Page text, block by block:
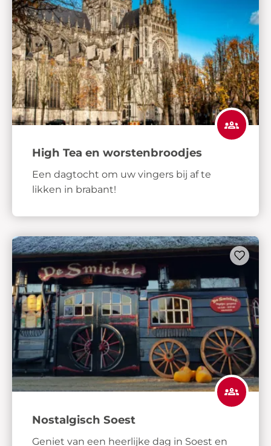
High Tea en worstenbroodjes
Een dagtocht om uw vingers bij af te
likken in brabant!
Nostalgisch Soest
Geniet van een heerlijke dag in Soest en